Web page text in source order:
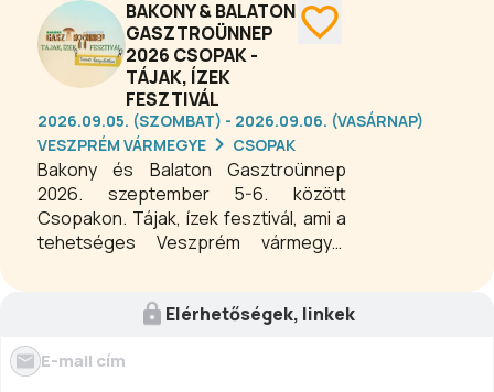
BAKONY & BALATON
GASZTROÜNNEP
2026 CSOPAK -
TÁJAK, ÍZEK
FESZTIVÁL
2026.09.05. (SZOMBAT) - 2026.09.06. (VASÁRNAP)
VESZPRÉM VÁRMEGYE
CSOPAK
Bakony és Balaton Gasztroünnep
2026. szeptember 5-6. között
Csopakon. Tájak, ízek fesztivál, ami a
tehetséges Veszprém vármegyei
programokkal, főzőversennyel,
érdeklődőket a Csopaki Strandon. A
Elérhetőségek, linkek
E-mail cím